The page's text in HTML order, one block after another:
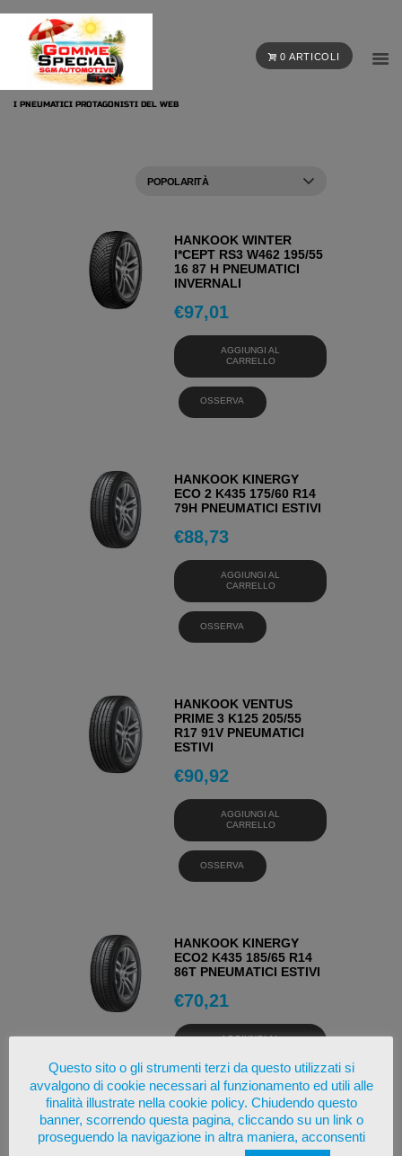
0 ARTICOLI
I PNEUMATICI PROTAGONISTI DEL WEB
HANKOOK WINTER
I*CEPT RS3 W462 195/55
16 87 H PNEUMATICI
INVERNALI
€97,01
AGGIUNGI AL
CARRELLO
OSSERVA
HANKOOK KINERGY
ECO 2 K435 175/60 R14
79H PNEUMATICI ESTIVI
€88,73
AGGIUNGI AL
CARRELLO
OSSERVA
HANKOOK VENTUS
PRIME 3 K125 205/55
R17 91V PNEUMATICI
ESTIVI
€90,92
AGGIUNGI AL
CARRELLO
OSSERVA
HANKOOK KINERGY
ECO2 K435 185/65 R14
86T PNEUMATICI ESTIVI
€70,21
AGGIUNGI AL
OSSERVA
Questo sito o gli strumenti terzi da questo utilizzati si
avvalgono di cookie necessari al funzionamento ed utili alle
finalità illustrate nella cookie policy. Chiudendo questo
banner, scorrendo questa pagina, cliccando su un link o
proseguendo la navigazione in altra maniera, acconsenti